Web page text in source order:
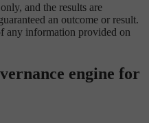
and the results are
an outcome or result.
any information provided on
engine for